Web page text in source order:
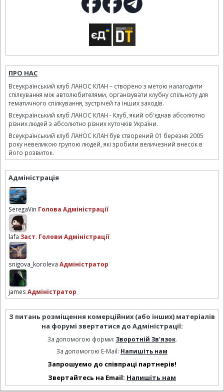
ПРО НАС
Всеукраїнський клуб ЛАНОС КЛАН – створено з метою налагодити
спілкування між автолюбителями, організувати клубну спільноту для
тематичного спілкування, зустрічей та інших заходів.
Всеукраїнський клуб ЛАНОС КЛАН - Клуб, який об'єднав абсолютно
різних людей з абсолютно різних куточків України.
Всеукраїнський клуб ЛАНОС КЛАН був створений 01 березня 2005
року невеликою групою людей, які зробили величезний внесок в
його розвиток.
Адміністрація
SeregaVin Голова Адміністрації
lafa Заст. Голови Адміністрації
snigova_koroleva Адміністратор
james Адміністратор
З питань розміщення комерційних (або інших) матеріалів
на форумі звертатися до Адміністрації:
За допомогою форми: Зворотній Зв'язок.
За допомогою E-Mail: Напишіть нам
Запрошуємо до співпраці партнерів!
Звертайтесь на Email: Напишіть нам